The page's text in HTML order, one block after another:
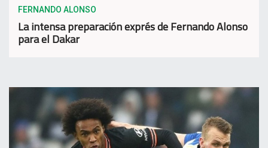
FERNANDO ALONSO
La intensa preparación exprés de Fernando Alonso
para el Dakar